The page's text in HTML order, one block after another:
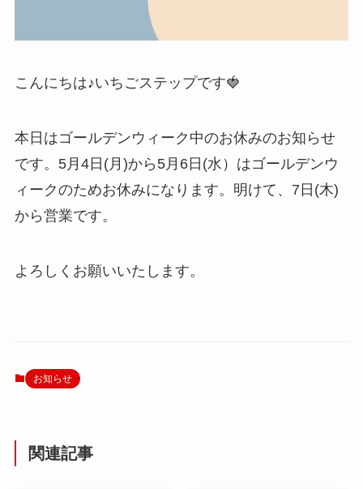
こんにちは♪いちごステップです🍓
本日はゴールデンウィーク中のお休みのお知らせ
です。5月4日(月)から5月6日(水）はゴールデンウ
ィークのためお休みになります。明けて、7日(木)
から営業です。
よろしくお願いいたします。
お知らせ
関連記事